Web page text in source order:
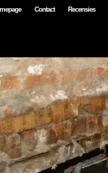
Contact Recensies